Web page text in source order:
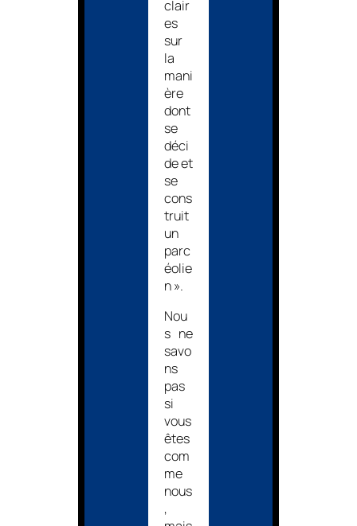
clair
es
sur
la
mani
ère
dont
se
déci
de et
se
cons
truit
un
parc
éolie
n ».
Nou
s ne
savo
ns
pas
si
vous
êtes
com
me
nous
,